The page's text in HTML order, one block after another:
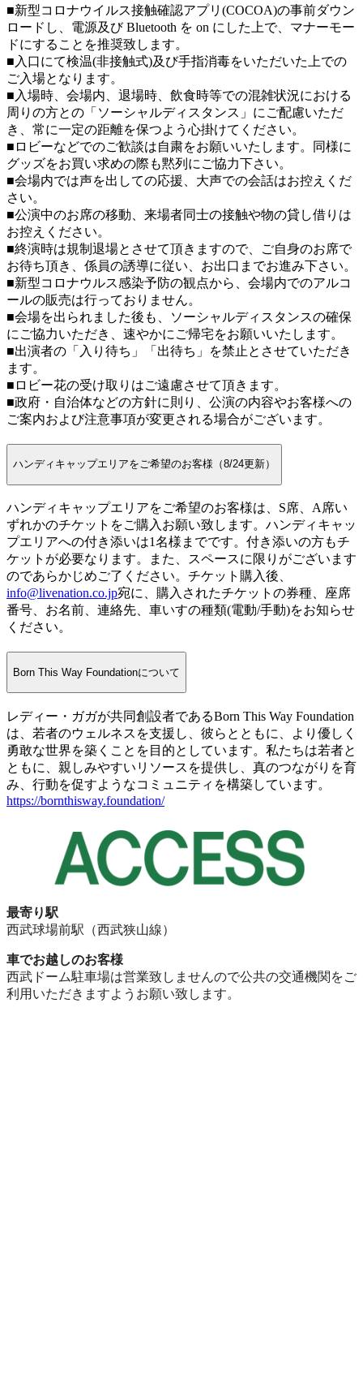
■新型コロナウイルス接触確認アプリ(COCOA)の事前ダウン
ロードし、電源及び Bluetooth を on にした上で、マナーモー
ドにすることを推奨致します。
■入口にて検温(非接触式)及び手指消毒をいただいた上での
ご入場となります。
■入場時、会場内、退場時、飲食時等での混雑状況における
周りの方との「ソーシャルディスタンス」にご配慮いただ
き、常に一定の距離を保つよう心掛けてください。
■ロビーなどでのご歓談は自粛をお願いいたします。同様に
グッズをお買い求めの際も黙列にご協力下さい。
■会場内では声を出しての応援、大声での会話はお控えくだ
さい。
■公演中のお席の移動、来場者同士の接触や物の貸し借りは
お控えください。
■終演時は規制退場とさせて頂きますので、ご自身のお席で
お待ち頂き、係員の誘導に従い、お出口までお進み下さい。
■新型コロナウルス感染予防の観点から、会場内でのアルコ
ールの販売は行っておりません。
■会場を出られました後も、ソーシャルディスタンスの確保
にご協力いただき、速やかにご帰宅をお願いいたします。
■出演者の「入り待ち」「出待ち」を禁止とさせていただき
ます。
■ロビー花の受け取りはご遠慮させて頂きます。
■政府・自治体などの方針に則り、公演の内容やお客様への
ご案内および注意事項が変更される場合がございます。
ハンディキャップエリアをご希望のお客様（8/24更新）
ハンディキャップエリアをご希望のお客様は、S席、A席い
ずれかのチケットをご購入お願い致します。ハンディキャッ
プエリアへの付き添いは1名様までです。付き添いの方もチ
ケットが必要なります。また、スペースに限りがございます
のであらかじめご了ください。チケット購入後、
info@livenation.co.jp宛に、購入されたチケットの券種、座席
番号、お名前、連絡先、車いすの種類(電動/手動)をお知らせ
ください。
Born This Way Foundationについて
レディー・ガガが共同創設者であるBorn This Way Foundation
は、若者のウェルネスを支援し、彼らとともに、より優しく
勇敢な世界を築くことを目的としています。私たちは若者と
ともに、親しみやすいリソースを提供し、真のつながりを育
み、行動を促すようなコミュニティを構築しています。
https://bornthisway.foundation/
最寄り駅
西武球場前駅（西武狭山線）
車でお越しのお客様
西武ドーム駐車場は営業致しませんので公共の交通機関をご
利用いただきますようお願い致します。